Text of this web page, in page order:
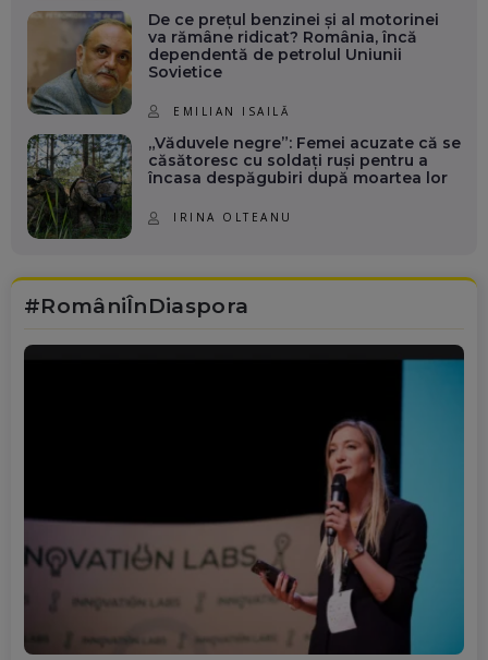
De ce prețul benzinei și al motorinei
va rămâne ridicat? România, încă
dependentă de petrolul Uniunii
Sovietice
EMILIAN ISAILĂ
„Văduvele negre”: Femei acuzate că se
căsătoresc cu soldați ruși pentru a
încasa despăgubiri după moartea lor
IRINA OLTEANU
#RomâniÎnDiaspora